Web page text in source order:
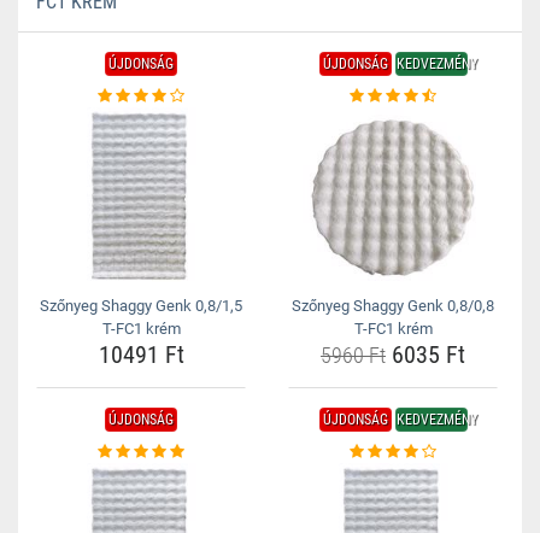
ÚJDONSÁG
Szőnyeg Shaggy Genk 0,8/1,5
T-FC1 krém
10491 Ft
ÚJDONSÁG KEDVEZMÉNY
Szőnyeg Shaggy Genk 0,8/0,8
T-FC1 krém
5960 Ft 6035 Ft
ÚJDONSÁG ÚJDONSÁG KEDVEZMÉNY